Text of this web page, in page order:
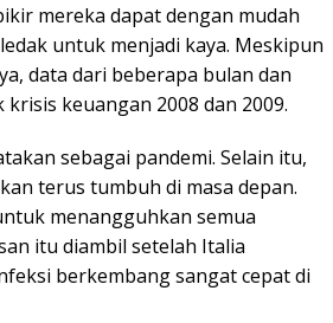
mereka dapat dengan mudah
untuk menjadi kaya. Meskipun
data dari beberapa bulan dan
keuangan 2008 dan 2009.
sebagai pandemi. Selain itu,
terus tumbuh di masa depan.
menangguhkan semua
itu diambil setelah Italia
berkembang sangat cepat di